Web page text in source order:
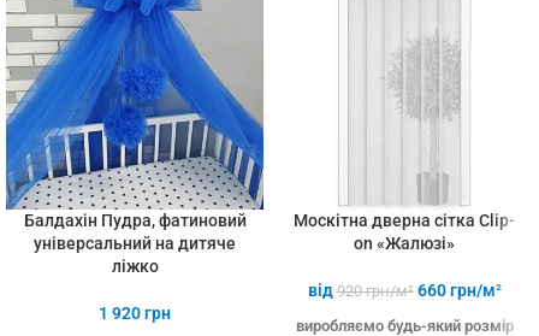
Балдахін Пудра, фатиновий
універсальний на дитяче
ліжко
1 920грн
Москітна дверна сітка Clip-
on «Жалюзі»
від 920грн/м² 660грн/м²
виробляємо будь-який розмір